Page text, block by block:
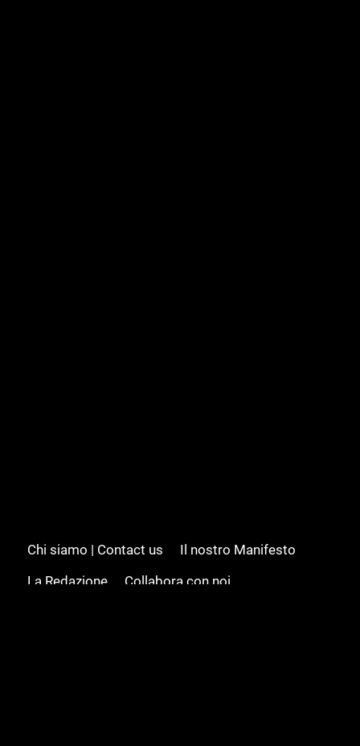
Chi siamo | Contact us
Il nostro Manifesto
La Redazione
Collabora con noi